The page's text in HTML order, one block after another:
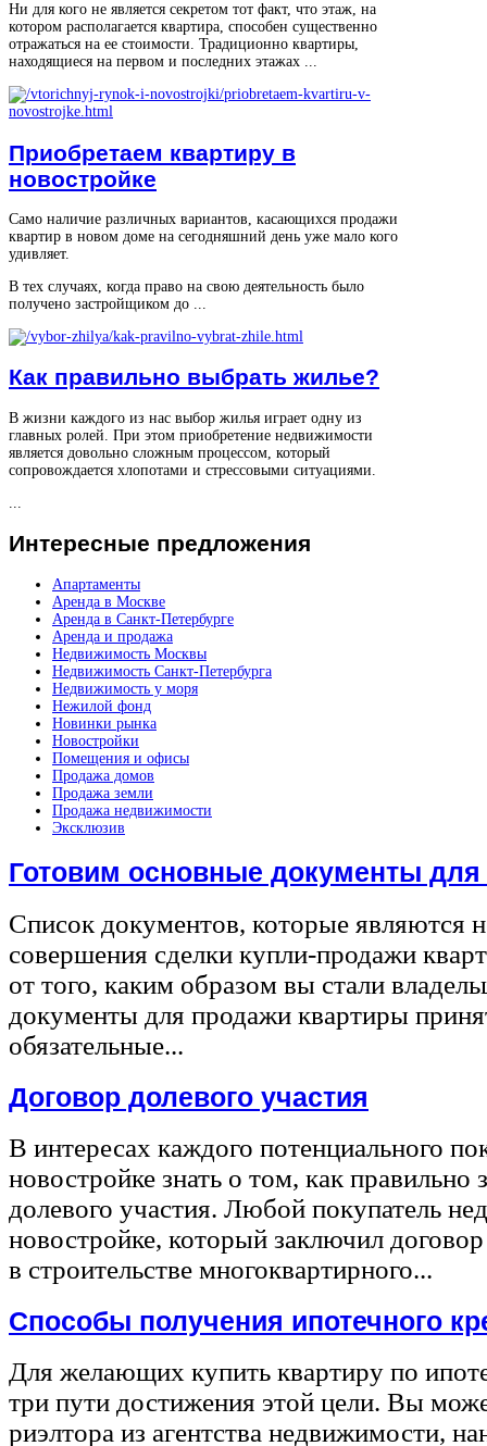
Ни для кого не является секретом тот факт, что этаж, на
котором располагается квартира, способен существенно
отражаться на ее стоимости. Традиционно квартиры,
находящиеся на первом и последних этажах ...
Приобретаем квартиру в
новостройке
Само наличие различных вариантов, касающихся продажи
квартир в новом доме на сегодняшний день уже мало кого
удивляет.
В тех случаях, когда право на свою деятельность было
получено застройщиком до ...
Как правильно выбрать жилье?
В жизни каждого из нас выбор жилья играет одну из
главных ролей. При этом приобретение недвижимости
является довольно сложным процессом, который
сопровождается хлопотами и стрессовыми ситуациями.
Интересные предложения
Апартаменты
Аренда в Москве
Аренда в Санкт-Петербурге
Аренда и продажа
Недвижимость Москвы
Недвижимость Санкт-Петербурга
Недвижимость у моря
Нежилой фонд
Новинки рынка
Новостройки
Помещения и офисы
Продажа домов
Продажа земли
Продажа недвижимости
Эксклюзив
Готовим основные документы
Список документов, которые являются
совершения сделки купли-продажи
от того, каким образом вы стали
документы для продажи квартиры
обязательные...
Договор долевого участия
В интересах каждого потенциального
новостройке знать о том, как правильно
долевого участия. Любой покупатель
новостройке, который заключил
в строительстве многоквартирного...
Способы получения ипотечного
Для желающих купить квартиру по
три пути достижения этой цели. Вы
риэлтора из агентства недвижимости,